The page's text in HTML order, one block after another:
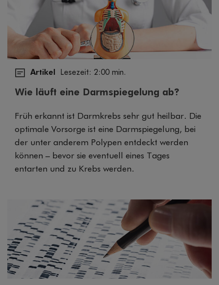
Artikel Lesezeit: 2:00 min.
Wie läuft eine Darmspiegelung ab?
Früh erkannt ist Darmkrebs sehr gut heilbar. Die
optimale Vorsorge ist eine Darmspiegelung, bei
der unter anderem Polypen entdeckt werden
können – bevor sie eventuell eines Tages
entarten und zu Krebs werden.